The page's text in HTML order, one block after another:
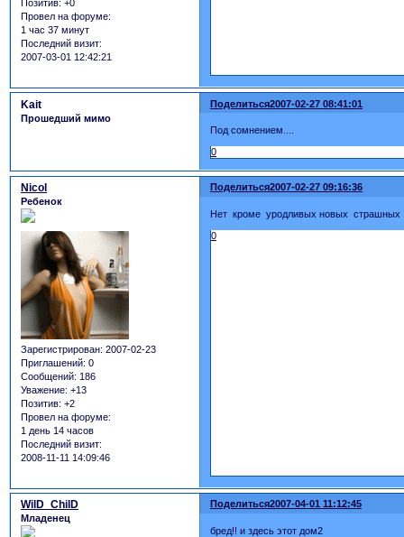
Позитив: +0
Провел на форуме:
1 час 37 минут
Последний визит:
2007-03-01 12:42:21
Поделиться2007-02-27 08:41:01
Kait
Прошедший мимо
Под сомнением....
0
Поделиться2007-02-27 09:16:36
Nicol
Ребенок
Зарегистрирован: 2007-02-23
Приглашений: 0
Сообщений: 186
Уважение: +13
Позитив: +2
Провел на форуме:
1 день 14 часов
Последний визит:
2008-11-11 14:09:46
Нет кроме уродливых новых
0
Поделиться2007-04-01 11:12:45
WilD_ChilD
Младенец
бред!! и здесь этот дом2